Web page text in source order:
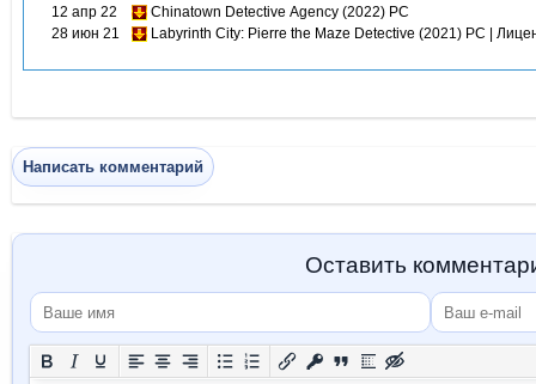
12 апр 22
Chinatown Detective Agency (2022) PC
28 июн 21
Labyrinth City: Pierre the Maze Detective (2021) PC |
Написать комментарий
Оставить